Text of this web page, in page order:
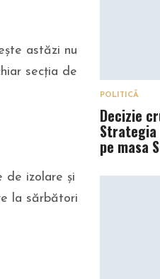
astăzi nu
secția de
de izolare și
la sărbători
POLITICĂ
Decizie
pe masa